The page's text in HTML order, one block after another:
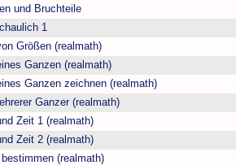
und Bruchteile
1
Größen (realmath)
Ganzen (realmath)
Ganzen zeichnen (realmath)
Ganzer (realmath)
Zeit 1 (realmath)
Zeit 2 (realmath)
(realmath)